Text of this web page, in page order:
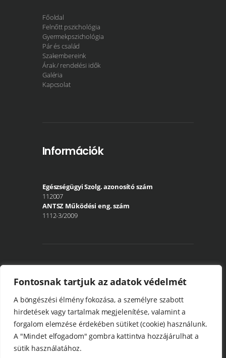
Fontosnak tartjuk az adatok védelmét
A böngészési élmény fokozása, a személyre szabott
hirdetések vagy tartalmak megjelenítése, valamint a
forgalom elemzése érdekében sütiket (cookie) használunk.
A "Mindet elfogadom" gombra kattintva hozzájárulhat a
sütik használatához.
Főoldal
Felnőtt pszichológia
Gyermekpszichológia
Pár és család
Szakembereink
Árak / rendelési idők
Galéria
Kapcsolat
Információk
Egészségügyi Szolg. azonosító szám
112007
ANTSZ Működési eng. szám
1112-3/2009